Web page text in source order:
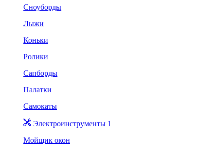
Сноуборды
Лыжи
Коньки
Ролики
Сапборды
Палатки
Самокаты
Электроинструменты 1
Мойщик окон